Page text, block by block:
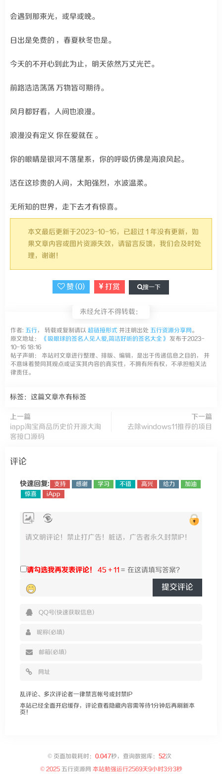
会遇到那束光，或早或晚。
日出是免费的 ，春夏秋冬也是。
今天的不开心到此为止，明天依然万丈光芒。
前路浩浩荡荡 万物皆可期待。
风月都好看，人间也浪漫。
浪漫没有定义 你在爱就在 。
你的眼睛是银河不落星系，你的呼吸仿佛是海浪风起。
活在这珍贵的人间，太阳强烈，水波温柔。
无所知的世界，走下去才有惊喜。
本文最后更新于2023-10-16，已超过 1 年没有更新，如
果文章内容或图片资源失效，请留言反馈，我们会及时处
理，谢谢！
赞 (0) 打赏 搜一下
未经允许不得转载：
作者: 五行， 转载或复制请以 超链接形式 并注明出处 五行资源分享网。
原文地址：
《吸眼球的签名人见人爱,简洁好听的签名大全》 发布于2023-
10-16 18:16
帖子声明： 本站对文章进行整理、排版、编辑，是出于传递信息之目的， 并
不意味着赞同其观点或证实其内容的真实性，不拥有所有权，不承担相关法
律责任。
标签：这篇文章木有标签
上一篇
iapp淘宝商品历史价开源大淘
客接口源码
下一篇
去除windows11推荐的项目
评论
快速回复: 支持 感谢 学习 不错 高兴 给力
加油
惊喜
iApp
请勾选我再发表评论！ 45 + 11 =
提交评论
乱评论、多次评论者一律禁言帐号或封禁IP
本站已经全面开启缓存，评论查看隐藏内容需等待1分钟后再刷新本
页！
© 页面加载耗时： 0.047秒，查询数据库： 52次
© 2025 五行资源网 本站勉强运行2569天9小时3分4秒